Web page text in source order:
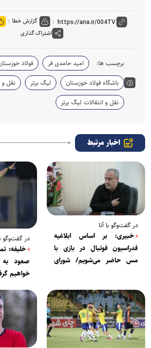
گزارش خطا
اشتراک گذاری
برچسب ها: امید حامدی فر
فولاد
باشگاه فولاد خوزستان
لیگ برتر
نقل و
نقل و انتقالات لیگ برتر
اخبار مرتبط
در گفت‌وگو با آنا
خبیری: بر اساس ابلاغیه
فدراسیون فوتبال در بازی با
مس حاضر می‌شویم/ شورای
در گفت‌وگو
خلیفه:
صعود به
خواهیم
نمایندگان